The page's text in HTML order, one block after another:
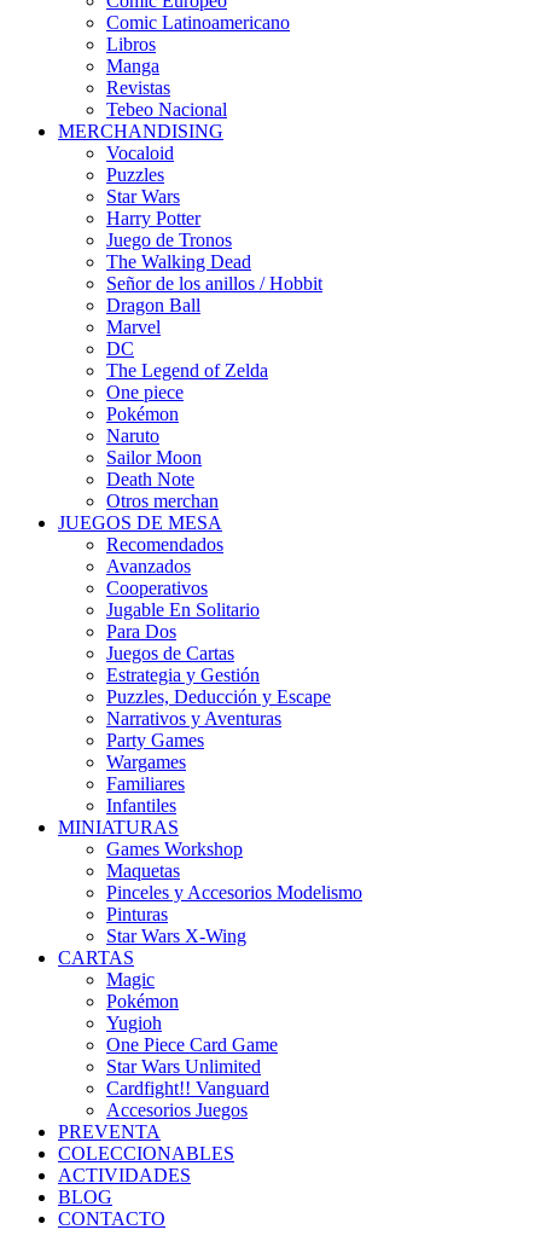
Comic Latinoamericano
Libros
Manga
Revistas
Tebeo Nacional
MERCHANDISING
Vocaloid
Puzzles
Star Wars
Harry Potter
Juego de Tronos
The Walking Dead
Señor de los anillos / Hobbit
Dragon Ball
Marvel
DC
The Legend of Zelda
One piece
Pokémon
Naruto
Sailor Moon
Death Note
Otros merchan
JUEGOS DE MESA
Recomendados
Avanzados
Cooperativos
Jugable En Solitario
Para Dos
Juegos de Cartas
Estrategia y Gestión
Puzzles, Deducción y Escape
Narrativos y Aventuras
Party Games
Wargames
Familiares
Infantiles
MINIATURAS
Games Workshop
Maquetas
Pinceles y Accesorios Modelismo
Pinturas
Star Wars X-Wing
CARTAS
Magic
Pokémon
Yugioh
One Piece Card Game
Star Wars Unlimited
Cardfight!! Vanguard
Accesorios Juegos
PREVENTA
COLECCIONABLES
ACTIVIDADES
BLOG
CONTACTO